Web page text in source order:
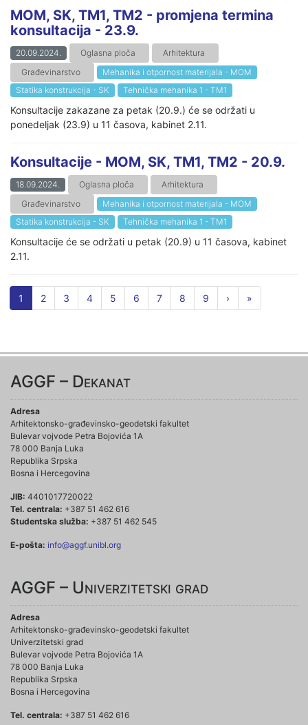
MOM, SK, TM1, TM2 - promjena termina
konsultacija - 23.9.
20.09.2024. Oglasna ploča
Arhitektura
Građevinarstvo
Mehanika i otpornost materijala - MOM
Statika konstrukcija - SK
Tehnička mehanika 1 - TM1
Konsultacije zakazane za petak (20.9.) će se održati u
ponedeljak (23.9) u 11 časova, kabinet 2.11.
Konsultacije - MOM, SK, TM1, TM2 - 20.9.
18.09.2024. Oglasna ploča
Arhitektura
Građevinarstvo
Mehanika i otpornost materijala - MOM
Statika konstrukcija - SK
Tehnička mehanika 1 - TM1
Konsultacije će se održati u petak (20.9) u 11 časova, kabinet
2.11.
1 2 3 4 5 6 7 8 9 › »
AGGF – Dekanat
Adresa
Arhitektonsko-građevinsko-geodetski fakultet
Bulevar vojvode Petra Bojovića 1A
78 000 Banja Luka
Republika Srpska
Bosna i Hercegovina
JIB: 4401017720022
Tel. centrala: +387 51 462 616
Studentska služba: +387 51 462 545
E-pošta: info@aggf.unibl.org
AGGF – Univerzitetski grad
Adresa
Arhitektonsko-građevinsko-geodetski fakultet
Univerzitetski grad
Bulevar vojvode Petra Bojovića 1A
78 000 Banja Luka
Republika Srpska
Bosna i Hercegovina
Tel. centrala: +387 51 462 616